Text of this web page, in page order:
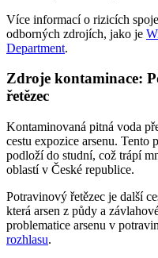
Více informací o rizicích
odborných zdrojích, jako je
Department.
Zdroje kontaminace:
řetězec
Kontaminovaná pitná voda
cestu expozice arsenu. Tento
podloží do studní, což trápí
oblastí v České republice.
Potravinový řetězec je další
která arsen z půdy a
problematice arsenu v
rozhlasu.